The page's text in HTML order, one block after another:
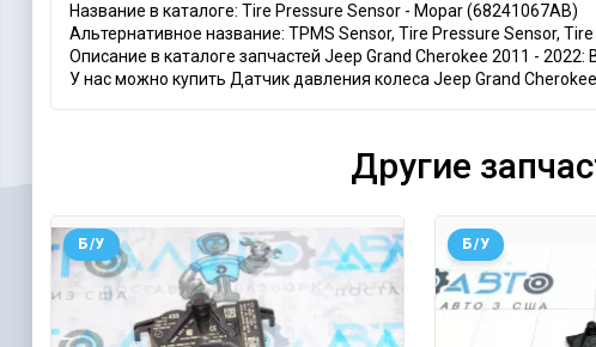
Название в каталоге: Tire Pressure Sensor - Mopar (68241067AB)
Альтернативное название: TPMS Sensor, Tire Pressure Sensor,
Описание в каталоге запчастей Jeep Grand Cherokee 2011 -
У нас можно купить Датчик давления колеса Jeep Grand
Другие
Б/У Б/У